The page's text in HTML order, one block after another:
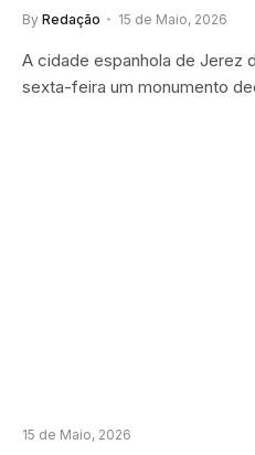
By Redação 15 de Maio, 2026
A cidade espanhola de Jerez
sexta-feira um monumento
15 de Maio, 2026